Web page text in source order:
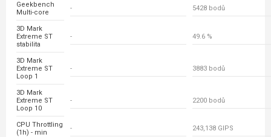
Geekbench
Multi-core
- 5428 bodů
3D Mark
Extreme ST
stabilita
- 49.6 %
3D Mark
Extreme ST
Loop 1
- 3883 bodů
3D Mark
Extreme ST
Loop 10
- 2200 bodů
CPU Throttling
(1h) - min
- 243,138 GIPS